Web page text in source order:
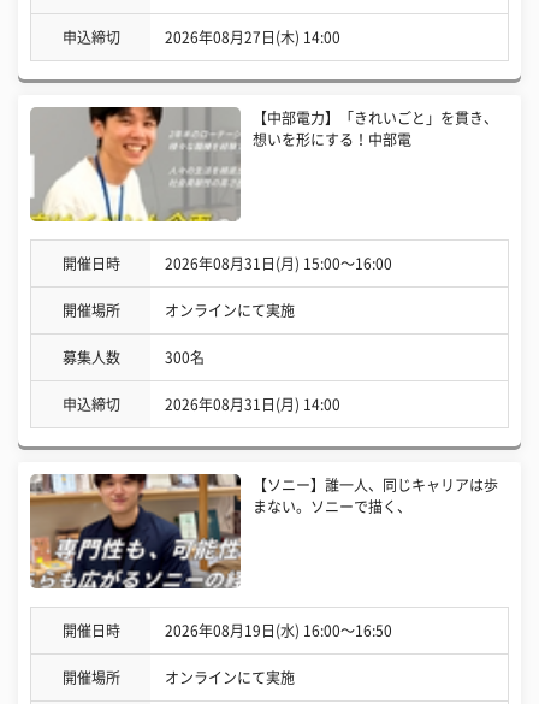
申込締切 2026年08月27日(木) 14:00
【中部電力】「きれいごと」を貫き、
想いを形にする！中部電
開催日時 2026年08月31日(月) 15:00〜16:00
開催場所 オンラインにて実施
募集人数 300名
申込締切 2026年08月31日(月) 14:00
【ソニー】誰一人、同じキャリアは歩
まない。ソニーで描く、
開催日時 2026年08月19日(水) 16:00〜16:50
開催場所 オンラインにて実施